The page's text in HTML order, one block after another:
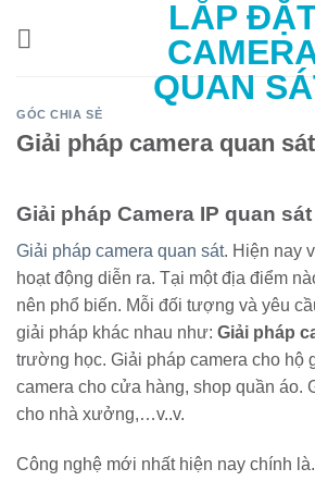
LẮP
QUAN
GÓC CHIA SẺ
Giải pháp camera quan sát
Giải pháp Camera IP quan sát
Giải pháp camera quan sát. Hiện nay
hoạt động diễn ra. Tại một địa điểm
nên phổ biến. Mỗi đối tượng và yêu
giải pháp khác nhau như: Giải pháp
trường học. Giải pháp camera cho hộ
camera cho cửa hàng, shop quần áo.
cho nhà xưởng,…v..v.
Công nghệ mới nhất hiện nay chính